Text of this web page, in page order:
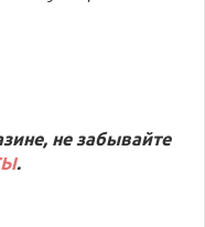
не забывайте
.